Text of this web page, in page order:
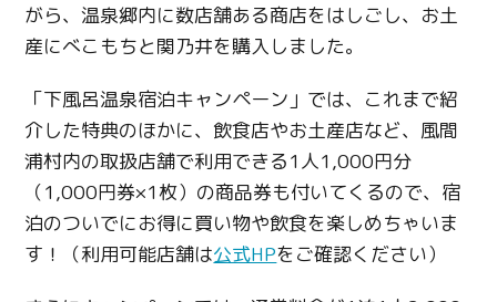
がら、温泉郷内に数店舗ある商店をはしごし、お土
産にべこもちと関乃井を購入しました。
「下風呂温泉宿泊キャンペーン」では、これまで紹
介した特典のほかに、飲食店やお土産店など、風間
浦村内の取扱店舗で利用できる1人1,000円分
（1,000円券×1枚）の商品券も付いてくるので、宿
泊のついでにお得に買い物や飲食を楽しめちゃいま
す！（利用可能店舗は公式HPをご確認ください）